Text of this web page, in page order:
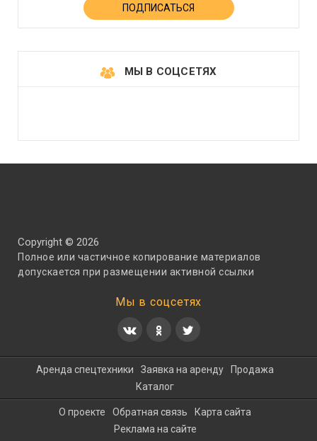
МЫ В СОЦСЕТЯХ
Copyright © 2026
Полное или частичное копирование материалов
допускается при размещении активной ссылки
Мы в соцсетях
Аренда спецтехники Заявка на аренду
Продажа
Каталог
О проекте Обратная связь
Карта сайта
Реклама на сайте